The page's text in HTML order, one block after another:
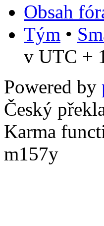
Obsah
Tým •
v UTC +
Powered by
Český
Karma
m157y